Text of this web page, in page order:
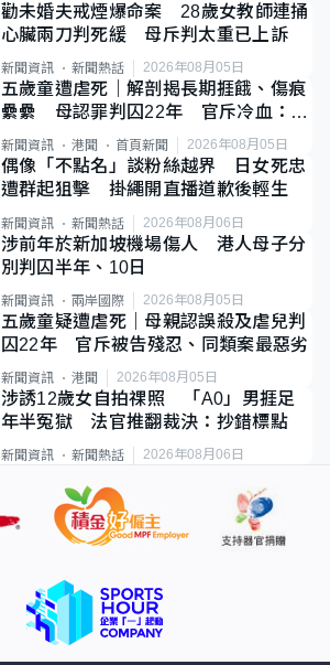
勸未婚夫戒煙爆命案 28歲女教師連捅
心臟兩刀判死緩 母斥判太重已上訴
新聞資訊 新聞熱話 2026年08月05日
五歲童遭虐死｜解剖揭長期捱餓、傷痕
纍纍 母認罪判囚22年 官斥冷血：同
類案最惡劣
新聞資訊 港聞 首頁新聞 2026年08月05日
偶像「不點名」談粉絲越界 日女死忠
遭群起狙擊 掛繩開直播道歉後輕生
新聞資訊 新聞熱話 2026年08月06日
涉前年於新加坡機場傷人 港人母子分
別判囚半年、10日
新聞資訊 兩岸國際 2026年08月05日
五歲童疑遭虐死｜母親認誤殺及虐兒判
囚22年 官斥被告殘忍、同類案最惡劣
新聞資訊 港聞 2026年08月05日
涉誘12歲女自拍祼照 「A0」男捱足
年半冤獄 法官推翻裁決：抄錯標點
新聞資訊 新聞熱話 2026年08月06日